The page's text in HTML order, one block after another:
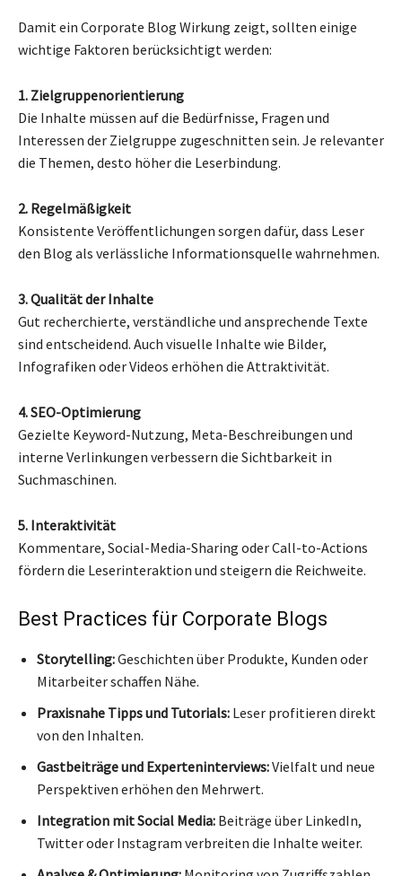
Damit ein Corporate Blog Wirkung zeigt, sollten einige
wichtige Faktoren berücksichtigt werden:
1. Zielgruppenorientierung
Die Inhalte müssen auf die Bedürfnisse, Fragen und
Interessen der Zielgruppe zugeschnitten sein. Je relevanter
die Themen, desto höher die Leserbindung.
2. Regelmäßigkeit
Konsistente Veröffentlichungen sorgen dafür, dass Leser
den Blog als verlässliche Informationsquelle wahrnehmen.
3. Qualität der Inhalte
Gut recherchierte, verständliche und ansprechende Texte
sind entscheidend. Auch visuelle Inhalte wie Bilder,
Infografiken oder Videos erhöhen die Attraktivität.
4. SEO-Optimierung
Gezielte Keyword-Nutzung, Meta-Beschreibungen und
interne Verlinkungen verbessern die Sichtbarkeit in
Suchmaschinen.
5. Interaktivität
Kommentare, Social-Media-Sharing oder Call-to-Actions
fördern die Leserinteraktion und steigern die Reichweite.
Best Practices für Corporate Blogs
Storytelling:Geschichten über Produkte, Kunden oder
Mitarbeiter schaffen Nähe.
Praxisnahe Tipps und Tutorials: Leser profitieren direkt
von den Inhalten.
Gastbeiträge und Experteninterviews:Vielfalt und neue
Perspektiven erhöhen den Mehrwert.
Integration mit Social Media: Beiträge über LinkedIn,
Twitter oder Instagram verbreiten die Inhalte weiter.